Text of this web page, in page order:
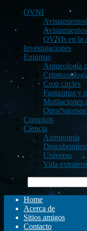
OVNI
OVNIs en la
Investigaciones
Enigmas
Arqueología
Crop circles
Fantasmas y
Mutilaciones
Otros
Complots
Ciencia
Astronomía
Universo
Vida
Buscar
Home
Acerca de
Sitios amigos
Contacto